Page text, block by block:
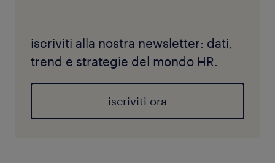
iscriviti alla nostra newsletter: dati,
trend e strategie del mondo HR.
iscriviti ora